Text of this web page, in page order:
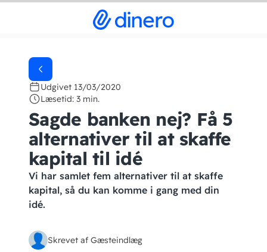
Udgivet 13/03/2020
Læsetid: 3 min.
Sagde banken nej? Få 5
alternativer til at skaffe
kapital til idé
Vi har samlet fem alternativer til at skaffe
kapital, så du kan komme i gang med din
idé.
Skrevet af Gæsteindlæg